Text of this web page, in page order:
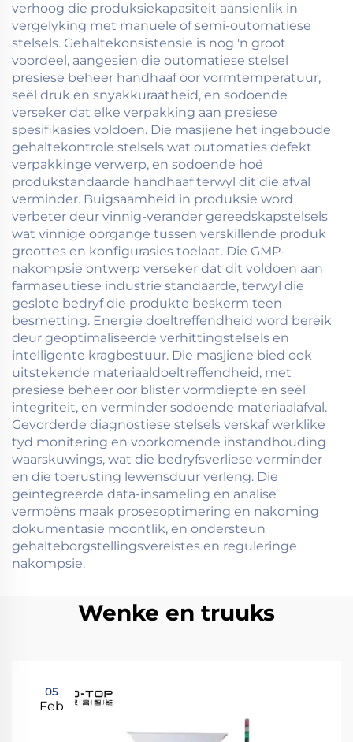
verhoog die produksiekapasiteit aansienlik in
vergelyking met manuele of semi-outomatiese
stelsels. Gehaltekonsistensie is nog 'n groot
voordeel, aangesien die outomatiese stelsel
presiese beheer handhaaf oor vormtemperatuur,
seël druk en snyakkuraatheid, en sodoende
verseker dat elke verpakking aan presiese
spesifikasies voldoen. Die masjiene het ingeboude
gehaltekontrole stelsels wat outomaties defekt
verpakkinge verwerp, en sodoende hoë
produkstandaarde handhaaf terwyl dit die afval
verminder. Buigsaamheid in produksie word
verbeter deur vinnig-verander gereedskapstelsels
wat vinnige oorgange tussen verskillende produk
groottes en konfigurasies toelaat. Die GMP-
nakompsie ontwerp verseker dat dit voldoen aan
farmaseutiese industrie standaarde, terwyl die
geslote bedryf die produkte beskerm teen
besmetting. Energie doeltreffendheid word bereik
deur geoptimaliseerde verhittingstelsels en
intelligente kragbestuur. Die masjiene bied ook
uitstekende materiaaldoeltreffendheid, met
presiese beheer oor blister vormdiepte en seël
integriteit, en verminder sodoende materiaalafval.
Gevorderde diagnostiese stelsels verskaf werklike
tyd monitering en voorkomende instandhouding
waarskuwings, wat die bedryfsverliese verminder
en die toerusting lewensduur verleng. Die
geïntegreerde data-insameling en analise
vermoëns maak prosesoptimering en nakoming
dokumentasie moontlik, en ondersteun
gehalteborgstellingsvereistes en reguleringe
nakompsie.
Wenke en truuks
05
Feb